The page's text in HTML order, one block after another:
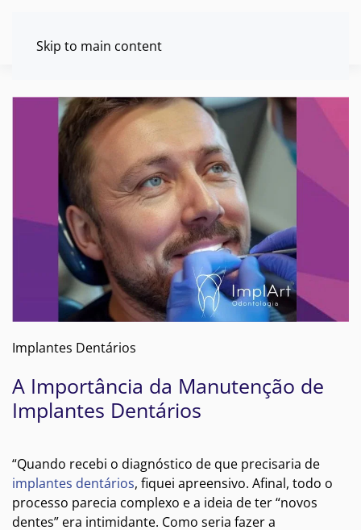
Skip to main content
Implantes Dentários
A Importância da Manutenção de
Implantes Dentários
“Quando recebi o diagnóstico de que precisaria de
implantes dentários, fiquei apreensivo. Afinal, todo o
processo parecia complexo e a ideia de ter “novos
dentes” era intimidante. Como seria fazer a